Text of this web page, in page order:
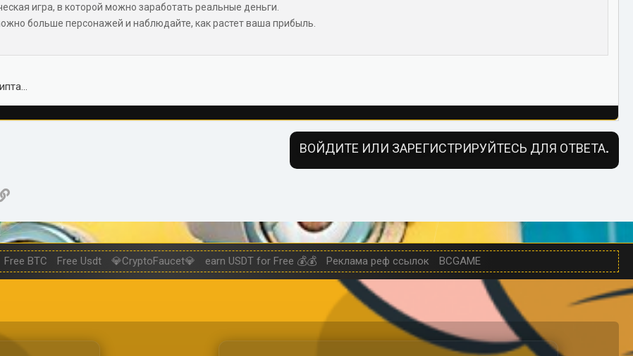
игра, в которой можно заработать реальные деньги.
больше персонажей и наблюдайте, как растет ваша прибыль.
ВОЙДИТЕ ИЛИ ЗАРЕГИСТРИРУЙТЕСЬ ДЛЯ ОТВЕТА.
почта
Free BTC Free Usdt 💎CryptoFaucet💎 earn USDT for Free 💰💰 Реклама реф ссылок BCGAME